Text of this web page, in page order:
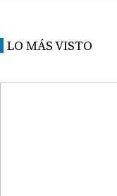
LO MÁS VISTO